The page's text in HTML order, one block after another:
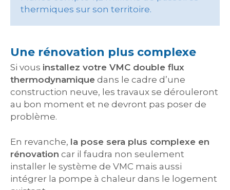
thermiques sur son territoire.
Une rénovation plus complexe
Si vous installez votre VMC double flux
thermodynamique dans le cadre d’une
construction neuve, les travaux se dérouleront
au bon moment et ne devront pas poser de
problème.
En revanche, la pose sera plus complexe en
rénovation car il faudra non seulement
installer le système de VMC mais aussi
intégrer la pompe à chaleur dans le logement